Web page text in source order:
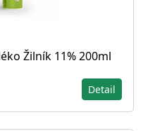
Žilník 11% 200ml
Detail